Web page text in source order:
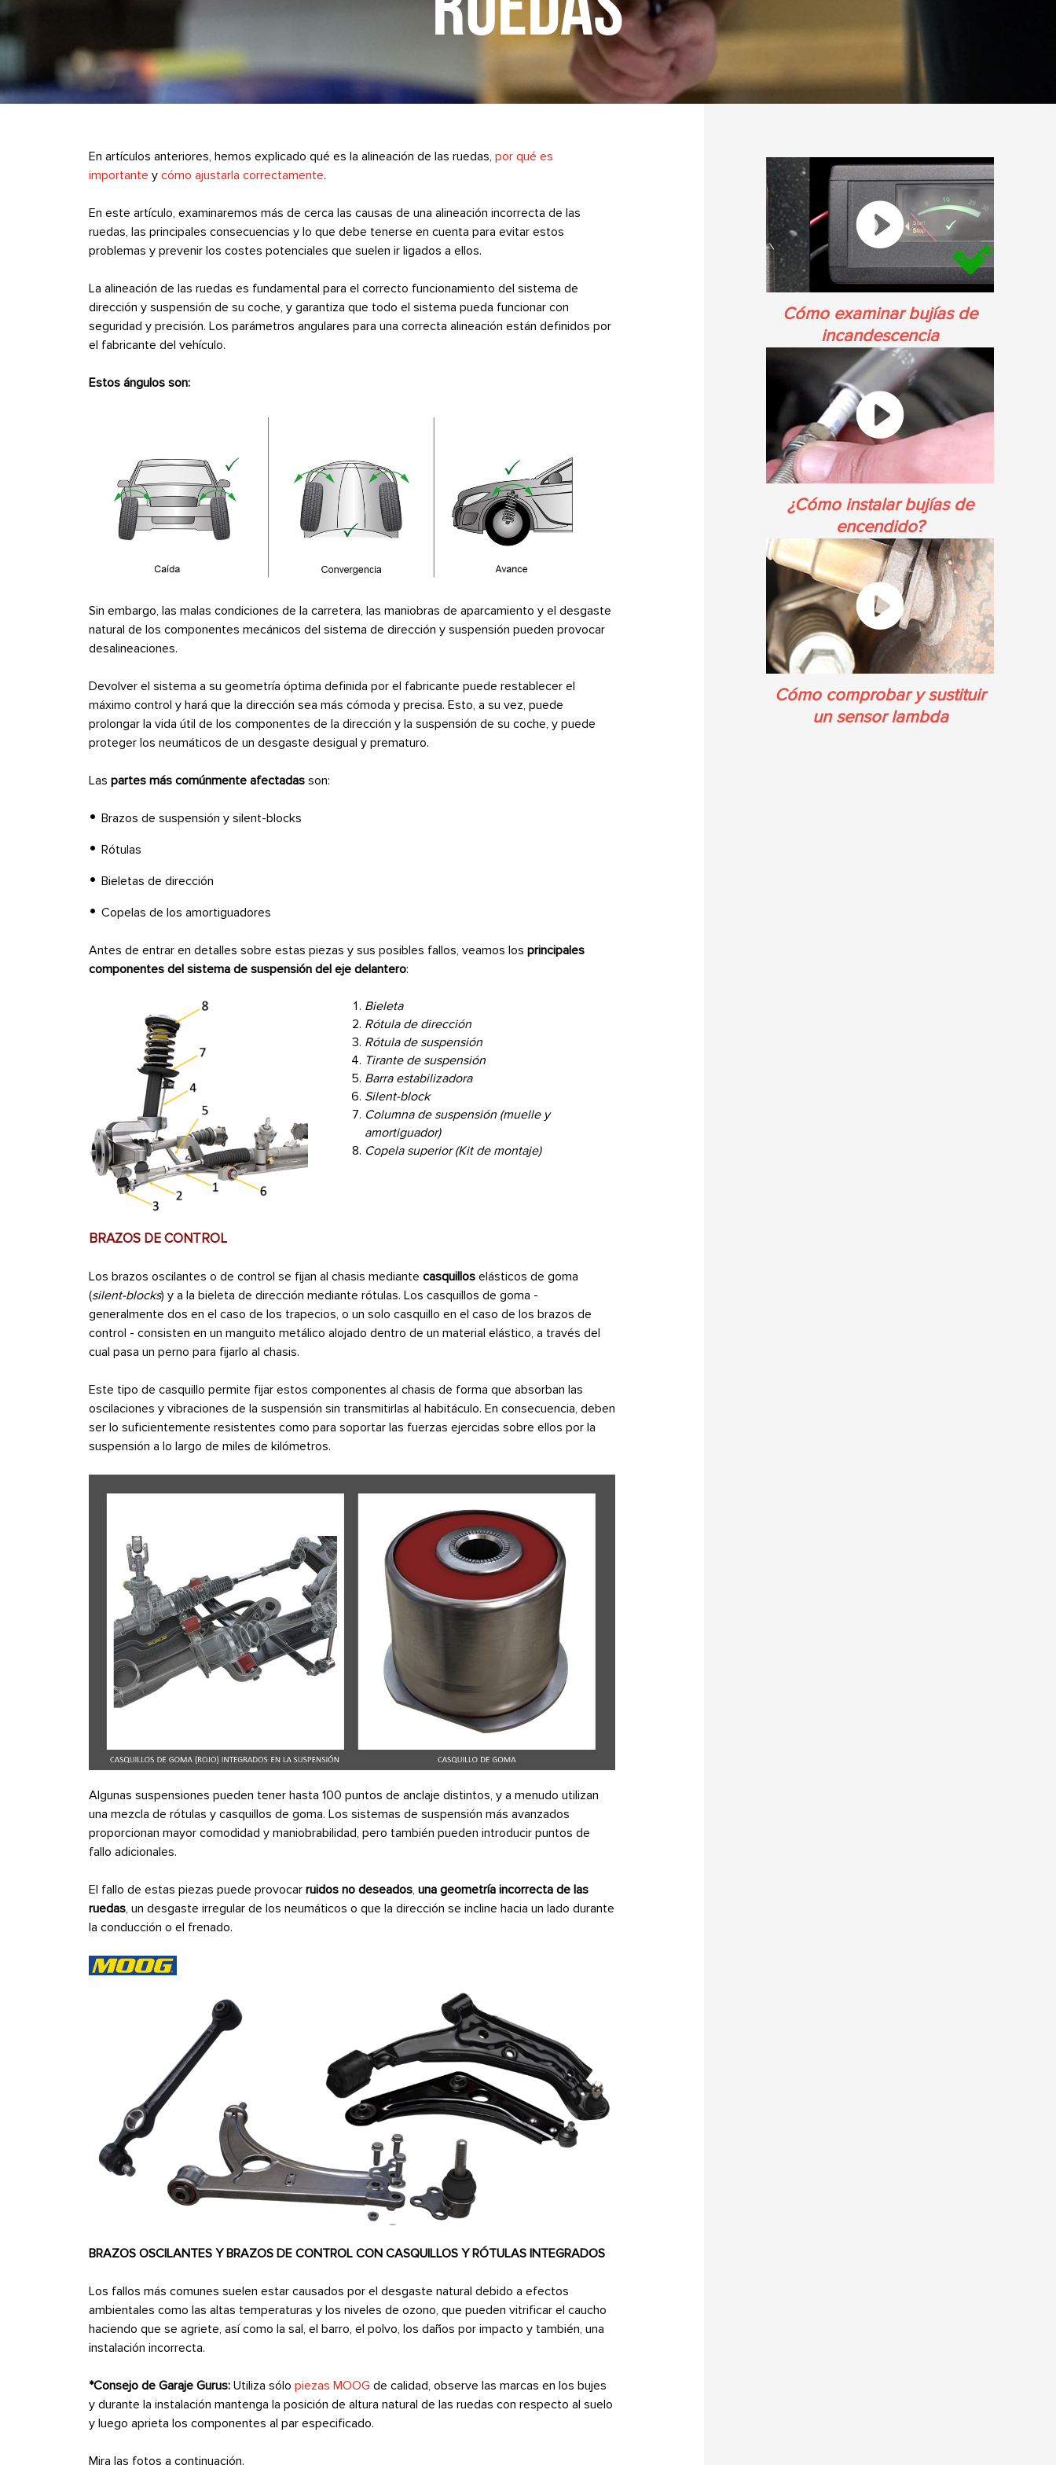
En artículos anteriores, hemos explicado qué es la alineación de las ruedas, por qué es
importante y cómo ajustarla correctamente.
En este artículo, examinaremos más de cerca las causas de una alineación incorrecta de las
ruedas, las principales consecuencias y lo que debe tenerse en cuenta para evitar estos
problemas y prevenir los costes potenciales que suelen ir ligados a ellos.
La alineación de las ruedas es fundamental para el correcto funcionamiento del sistema de
dirección y suspensión de su coche, y garantiza que todo el sistema pueda funcionar con
seguridad y precisión. Los parámetros angulares para una correcta alineación están definidos por
el fabricante del vehículo.
Estos ángulos son:
Sin embargo, las malas condiciones de la carretera, las maniobras de aparcamiento y el desgaste
natural de los componentes mecánicos del sistema de dirección y suspensión pueden provocar
desalineaciones.
Devolver el sistema a su geometría óptima definida por el fabricante puede restablecer el
máximo control y hará que la dirección sea más cómoda y precisa. Esto, a su vez, puede
prolongar la vida útil de los componentes de la dirección y la suspensión de su coche, y puede
proteger los neumáticos de un desgaste desigual y prematuro.
Las partes más comúnmente afectadas son:
Brazos de suspensión y silent-blocks
Rótulas
Bieletas de dirección
Copelas de los amortiguadores
Antes de entrar en detalles sobre estas piezas y sus posibles fallos, veamos los principales
componentes del sistema de suspensión del eje delantero:
Bieleta
Rótula de dirección
Rótula de suspensión
Tirante de suspensión
Barra estabilizadora
Silent-block
Columna de suspensión (muelle y
amortiguador)
Copela superior (Kit de montaje)
BRAZOS DE CONTROL
Los brazos oscilantes o de control se fijan al chasis mediante casquillos elásticos de goma
(silent-blocks) y a la bieleta de dirección mediante rótulas. Los casquillos de goma -
generalmente dos en el caso de los trapecios, o un solo casquillo en el caso de los brazos de
control - consisten en un manguito metálico alojado dentro de un material elástico, a través del
cual pasa un perno para fijarlo al chasis.
Este tipo de casquillo permite fijar estos componentes al chasis de forma que absorban las
oscilaciones y vibraciones de la suspensión sin transmitirlas al habitáculo. En consecuencia, deben
ser lo suficientemente resistentes como para soportar las fuerzas ejercidas sobre ellos por la
suspensión a lo largo de miles de kilómetros.
Algunas suspensiones pueden tener hasta 100 puntos de anclaje distintos, y a menudo utilizan
una mezcla de rótulas y casquillos de goma. Los sistemas de suspensión más avanzados
proporcionan mayor comodidad y maniobrabilidad, pero también pueden introducir puntos de
fallo adicionales.
El fallo de estas piezas puede provocar ruidos no deseados, una geometría incorrecta de las
ruedas, un desgaste irregular de los neumáticos o que la dirección se incline hacia un lado durante
la conducción o el frenado.
BRAZOS OSCILANTES Y BRAZOS DE CONTROL CON CASQUILLOS Y RÓTULAS INTEGRADOS
Los fallos más comunes suelen estar causados por el desgaste natural debido a efectos
ambientales como las altas temperaturas y los niveles de ozono, que pueden vitrificar el caucho
haciendo que se agriete, así como la sal, el barro, el polvo, los daños por impacto y también, una
instalación incorrecta.
*Consejo de Garaje Gurus: Utiliza sólo piezas MOOG de calidad, observe las marcas en los bujes
y durante la instalación mantenga la posición de altura natural de las ruedas con respecto al suelo
y luego aprieta los componentes al par especificado.
Mira las fotos a continuación.
Cómo examinar bujías de
incandescencia
¿Cómo instalar bujías de
encendido?
Cómo comprobar y sustituir
un sensor lambda